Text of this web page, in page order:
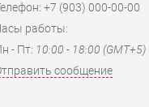
+7 (903) 000-00-00
работы:
- Пт: 10:00 - 18:00 (GMT+5)
сообщение